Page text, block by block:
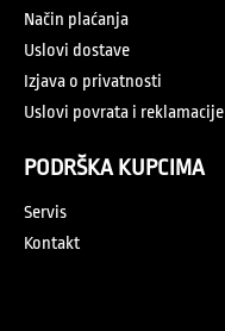
Način plaćanja
Uslovi dostave
Izjava o privatnosti
Uslovi povrata i reklamacije
PODRŠKA KUPCIMA
Servis
Kontakt